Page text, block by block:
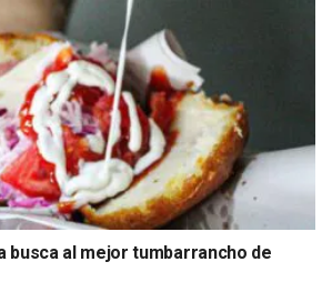
busca al mejor tumbarrancho de